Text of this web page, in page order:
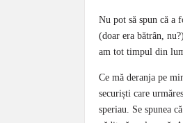
Nu pot să spun că a
(doar era bătrân,
am tot timpul din
Ce mă deranja pe
securiști care
speriau. Se spunea